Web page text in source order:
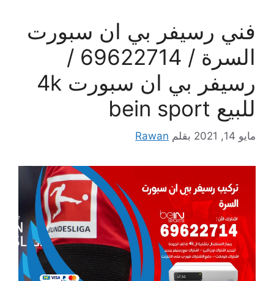
فني رسيفر بي ان سبورت
السرة / 69622714 /
رسيفر بي ان سبورت 4k
للبيع bein sport
مايو 14, 2021 بقلم Rawan